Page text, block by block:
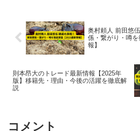
奥村頼人 前田悠
係・繋がり・噂
報】
則本昂大のトレード最新情報【2025年
版】移籍先・理由・今後の活躍を徹底解
説
コメント